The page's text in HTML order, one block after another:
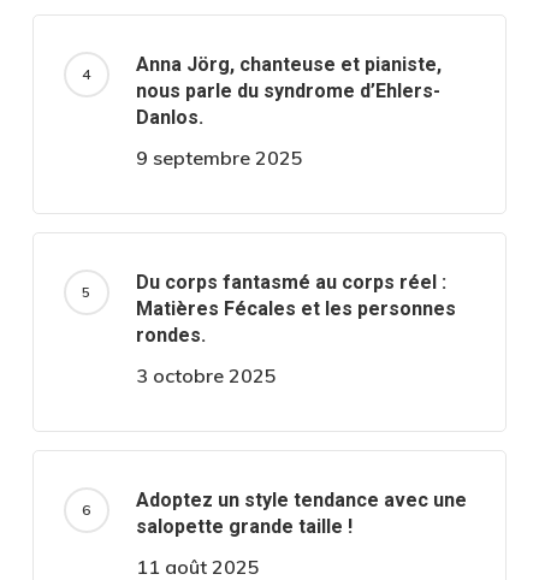
Anna Jörg, chanteuse et pianiste,
nous parle du syndrome d’Ehlers-
Danlos.
9 septembre 2025
Du corps fantasmé au corps réel :
Matières Fécales et les personnes
rondes.
3 octobre 2025
Adoptez un style tendance avec une
salopette grande taille !
11 août 2025